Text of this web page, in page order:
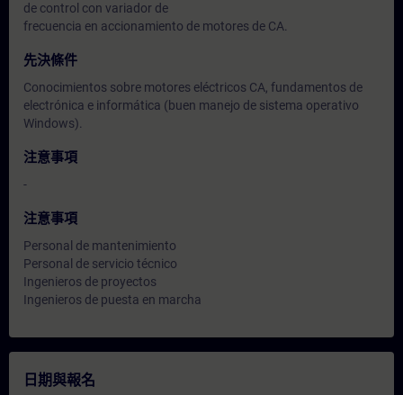
de control con variador de
frecuencia en accionamiento de motores de CA.
先決條件
Conocimientos sobre motores eléctricos CA, fundamentos de
electrónica e informática (buen manejo de sistema operativo
Windows).
注意事項
-
注意事項
Personal de mantenimiento
Personal de servicio técnico
Ingenieros de proyectos
Ingenieros de puesta en marcha
日期與報名